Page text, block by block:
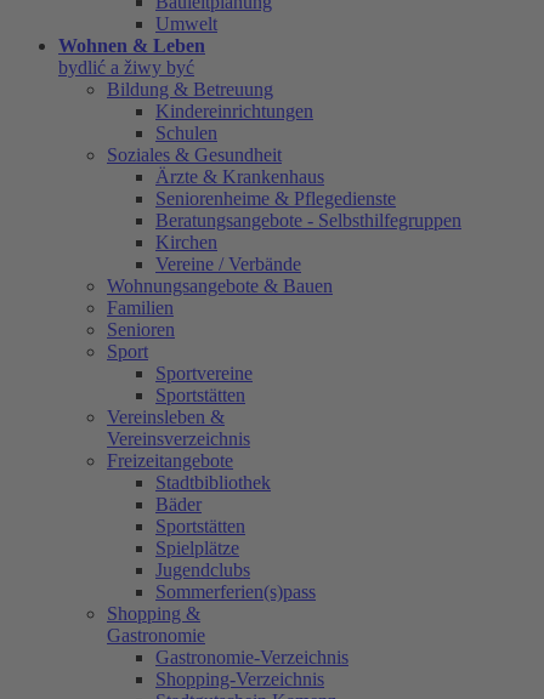
Umwelt
Wohnen & Leben
bydlić a žiwy być
Bildung & Betreuung
Kindereinrichtungen
Schulen
Soziales & Gesundheit
Ärzte & Krankenhaus
Seniorenheime & Pflegedienste
Beratungsangebote - Selbsthilfegruppen
Kirchen
Vereine / Verbände
Wohnungsangebote & Bauen
Familien
Senioren
Sport
Sportvereine
Sportstätten
Vereinsleben &
Vereinsverzeichnis
Freizeitangebote
Stadtbibliothek
Bäder
Sportstätten
Spielplätze
Jugendclubs
Sommerferien(s)pass
Shopping &
Gastronomie
Gastronomie-Verzeichnis
Shopping-Verzeichnis